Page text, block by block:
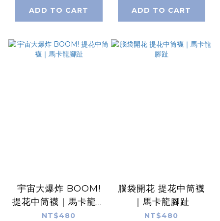
ADD TO CART ADD TO CART
宇宙大爆炸 BOOM!
提花中筒襪｜馬卡龍腳
趾
NT$480
腦袋開花 提花中筒襪
｜馬卡龍腳趾
NT$480